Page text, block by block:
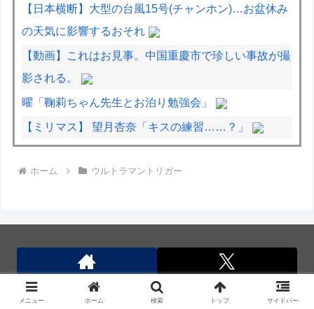
【日本横断】大型の台風15号(チャンホン)…お盆休み
の天気に影響するおそれ
【動画】これはお見事。中国重慶市で珍しい事故が撮
影される。
曜「鞠莉ちゃん先生とお泊り勉強会」
【ミリマス】 望月杏奈「キスの練習……？」
い、えっと、上司のパワハラと飲み会の多さにメンタ
インド、ロシアの第5世代戦闘機「Su-57」の購入を
見送りか！
ホーム ウルトラマントリガー
メニュー ホーム 検索 トップ サイドバー